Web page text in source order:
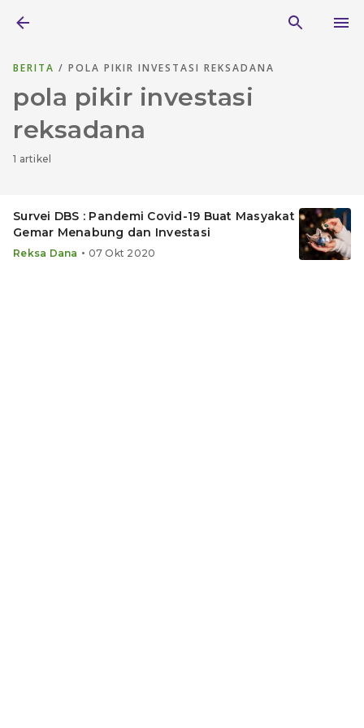
BERITA / POLA PIKIR INVESTASI REKSADANA
pola pikir investasi
reksadana
1 artikel
Survei DBS : Pandemi Covid-19 Buat Masyakat
Gemar Menabung dan Investasi
Reksa Dana • 07 Okt 2020